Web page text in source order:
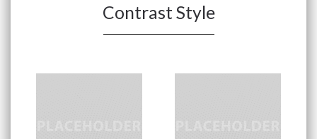
Contrast Style